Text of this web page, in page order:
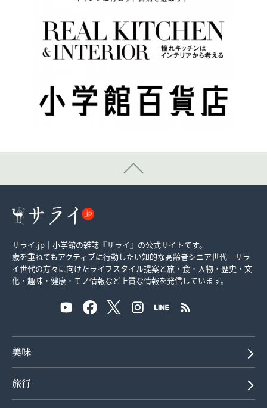
サライ.jp｜小学館の雑誌『サライ』の公式サイトです。
歳を重ねてもアクティブに行動したい知的な高齢者シニア世代＝サラ
イ世代の方々に向けたライフスタイル提案と旅・食・人物・歴史・文
化・趣味・健康・モノ情報など上質な情報を発信しています。
美味
旅行